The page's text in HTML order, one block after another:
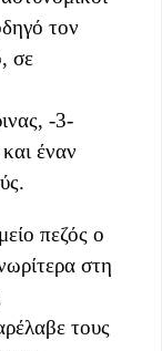
τον
σε
-3-
έναν
πεζός ο
στη
τους